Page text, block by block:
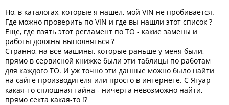
Но, в каталогах, которые я нашел, мой VIN не пробивается.
Где можно проверить по VIN и где вы нашли этот список ?
Еще, где взять этот регламент по ТО - какие замены и
работы должны выполняться ?
Странно, на все машины, которые раньше у меня были,
прямо в сервисной книжке были эти таблицы по работам
для каждого ТО. И уж точно эти данные можно было найти
на сайте производителя или просто в интернете. С Ягуар
какая-то сплошная тайна - ничерта невозможно найти,
прямо секта какая-то !?